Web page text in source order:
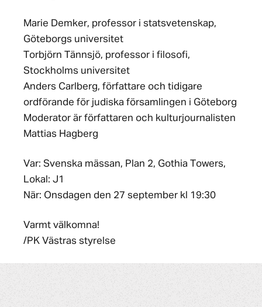
Marie Demker, professor i statsvetenskap,
Göteborgs universitet
Torbjörn Tännsjö, professor i filosofi,
Stockholms universitet
Anders Carlberg, författare och tidigare
ordförande för judiska församlingen i Göteborg
Moderator är författaren och kulturjournalisten
Mattias Hagberg
Var: Svenska mässan, Plan 2, Gothia Towers,
Lokal: J1
När: Onsdagen den 27 september kl 19:30
Varmt välkomna!
/PK Västras styrelse